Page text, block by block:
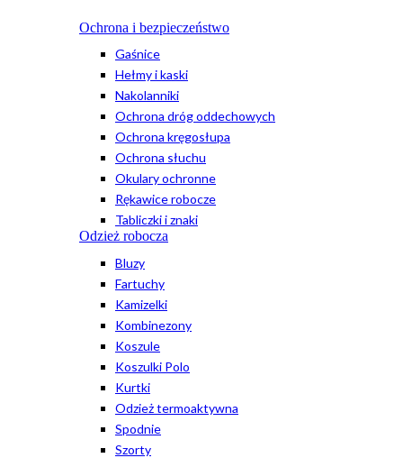
Ochrona i bezpieczeństwo
Gaśnice
Hełmy i kaski
Nakolanniki
Ochrona dróg oddechowych
Ochrona kręgosłupa
Ochrona słuchu
Okulary ochronne
Rękawice robocze
Tabliczki i znaki
Odzież robocza
Bluzy
Fartuchy
Kamizelki
Kombinezony
Koszule
Koszulki Polo
Kurtki
Odzież termoaktywna
Spodnie
Szorty